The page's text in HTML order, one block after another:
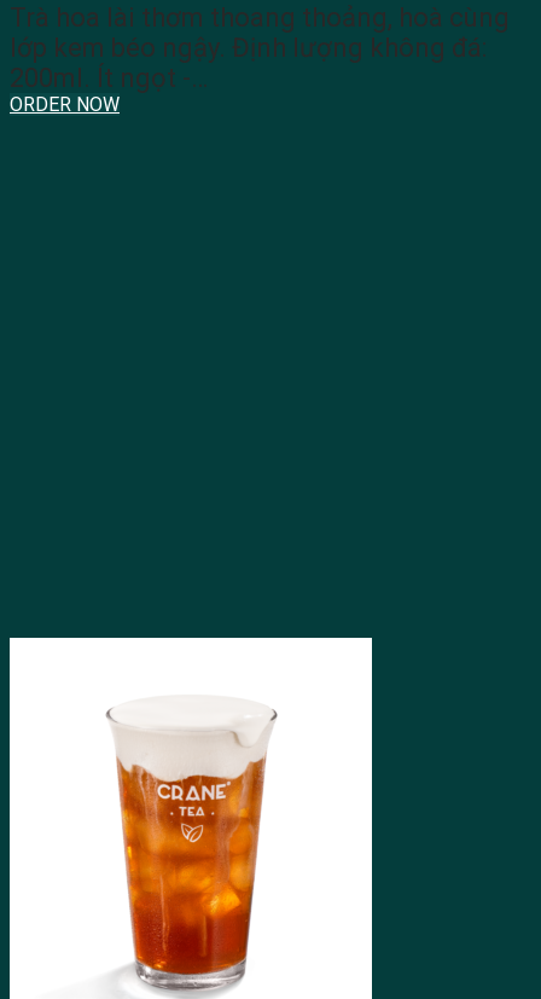
Trà hoa lài thơm thoang thoảng, hoà cùng
lớp kem béo ngậy. Định lượng không đá:
200ml. Ít ngọt -…
ORDER NOW